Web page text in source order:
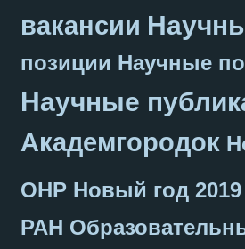
вакансии
позиции Научные
Научные
Академгородок
ОНР Новый год 2019
РАН